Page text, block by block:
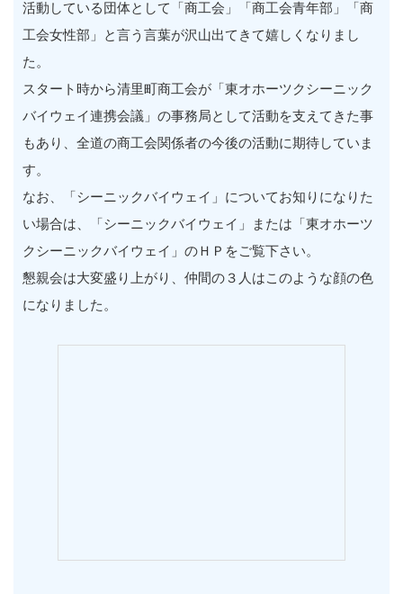
活動している団体として「商工会」「商工会青年部」「商
工会女性部」と言う言葉が沢山出てきて嬉しくなりまし
た。
スタート時から清里町商工会が「東オホーツクシーニック
バイウェイ連携会議」の事務局として活動を支えてきた事
もあり、全道の商工会関係者の今後の活動に期待していま
す。
なお、「シーニックバイウェイ」についてお知りになりた
い場合は、「シーニックバイウェイ」または「東オホーツ
クシーニックバイウェイ」のＨＰをご覧下さい。
懇親会は大変盛り上がり、仲間の３人はこのような顔の色
になりました。